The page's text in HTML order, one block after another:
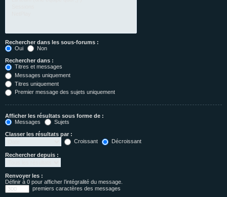
Rechercher dans les sous-forums :
Oui
Non
Rechercher dans :
Titres et messages
Messages uniquement
Titres uniquement
Premier message des sujets uniquement
Afficher les résultats sous forme de :
Messages
Sujets
Classer les résultats par :
Croissant
Décroissant
Rechercher depuis :
Renvoyer les :
Définir à 0 pour afficher l’intégralité du message.
premiers caractères des messages